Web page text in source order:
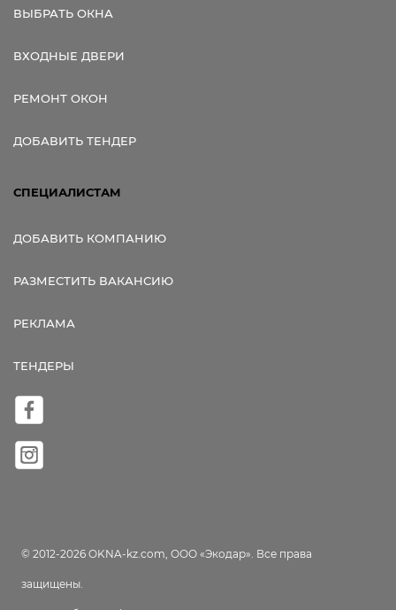
ВЫБРАТЬ ОКНА
ВХОДНЫЕ ДВЕРИ
РЕМОНТ ОКОН
ДОБАВИТЬ ТЕНДЕР
СПЕЦИАЛИСТАМ
ДОБАВИТЬ КОМПАНИЮ
РАЗМЕСТИТЬ ВАКАНСИЮ
РЕКЛАМА
ТЕНДЕРЫ
© 2012-2026 OKNA-kz.com, ООО «Экодар». Все права
защищены.